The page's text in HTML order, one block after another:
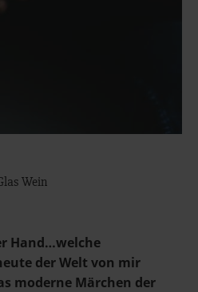
Wein
Hand…welche
der Welt von mir
moderne Märchen der